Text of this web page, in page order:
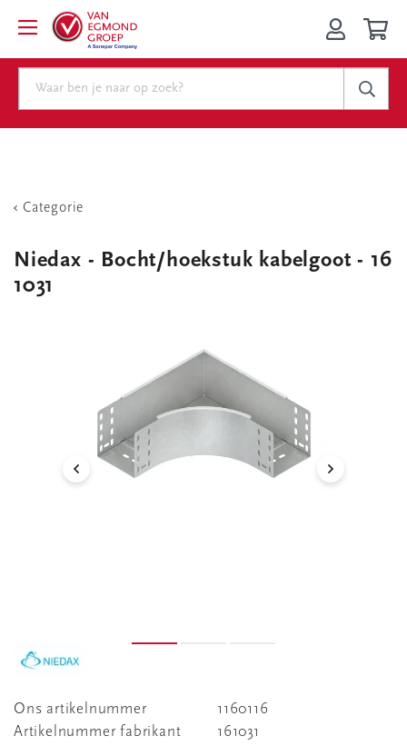
Categorie
Niedax - Bocht/hoekstuk kabelgoot - 16
1031
Ons artikelnummer
1160116
Artikelnummer fabrikant
161031